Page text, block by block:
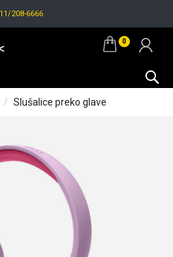
208-6666
0
Slušalice preko glave